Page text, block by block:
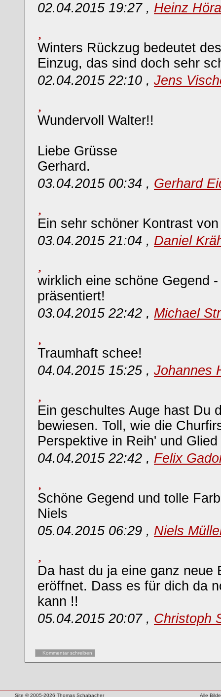
02.04.2015 19:27 , Heinz Höra
Winters Rückzug bedeutet
Einzug, das sind doch sehr
02.04.2015 22:10 , Jens
Wundervoll Walter!!
Liebe Grüsse
Gerhard.
03.04.2015 00:34 , Gerhard
Ein sehr schöner Kontrast
03.04.2015 21:04 , Daniel
wirklich eine schöne Gegend
präsentiert!
03.04.2015 22:42 , Michael
Traumhaft schee!
04.04.2015 15:25 , Johannes
Ein geschultes Auge hast Du
bewiesen. Toll, wie die
Perspektive in Reih' und
04.04.2015 22:42 , Felix
Schöne Gegend und tolle
Niels
05.04.2015 06:29 , Niels
Da hast du ja eine ganz neue
eröffnet. Dass es für dich da
kann !!
05.04.2015 20:07 , Christoph
Kommentar schreiben
Site © 2005-2026 Thomas Schabacher
Alle